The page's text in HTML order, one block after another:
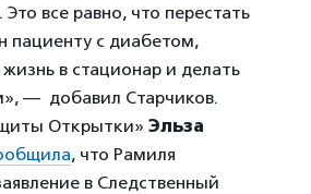
все равно, что перестать
пациенту с диабетом,
в стационар и делать
— добавил Старчиков.
Открытки» Эльза
, что Рамиля
в Следственный